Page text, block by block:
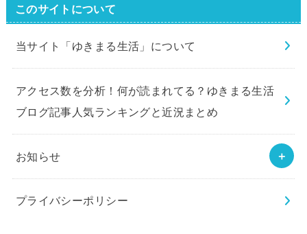
このサイトについて
当サイト「ゆきまる生活」について
アクセス数を分析！何が読まれてる？ゆきまる生活
ブログ記事人気ランキングと近況まとめ
お知らせ
プライバシーポリシー